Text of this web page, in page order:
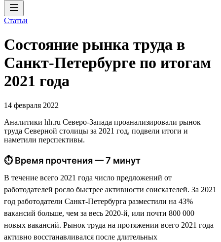
Статьи
Состояние рынка труда в
Санкт-Петербурге по итогам
2021 года
14 февраля 2022
Аналитики hh.ru Северо-Запада проанализировали рынок
труда Северной столицы за 2021 год, подвели итоги и
наметили перспективы.
⏱ Время прочтения — 7 минут
В течение всего 2021 года число предложений от
работодателей росло быстрее активности соискателей. За 2021
год работодатели Санкт-Петербурга разместили на 43%
вакансий больше, чем за весь 2020-й, или почти 800 000
новых вакансий. Рынок труда на протяжении всего 2021 года
активно восстанавливался после длительных